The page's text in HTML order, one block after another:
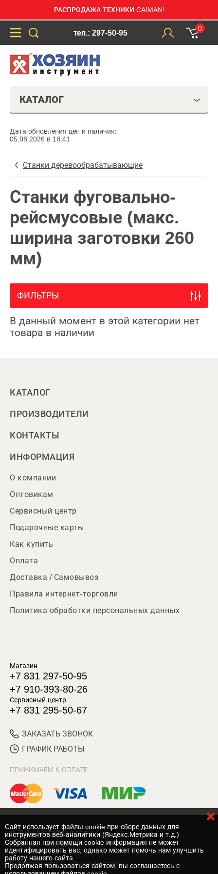
РАСПРОДАЖА ТЕХНИКИ CAIMAN!
тел.: 297-50-95
0
КАТАЛОГ
Дата обновления цен и наличия:
05.08.2026 в 18:41
Станки деревообрабатывающие
Станки фуговально-
рейсмусовые (макс.
ширина заготовки 260
мм)
ФИЛЬТРЫ
В данный момент в этой категории нет
товара в наличии
КАТАЛОГ
ПРОИЗВОДИТЕЛИ
КОНТАКТЫ
ИНФОРМАЦИЯ
О компании
Оптовикам
Сервисный центр
Подарочные карты
Как купить
Оплата
Доставка / Самовывоз
Правила интернет-торговли
Политика обработки персональных данных
Магазин
+7 831 297-50-95
+7 910-393-80-26
Сервисный центр
+7 831 295-50-67
ЗАКАЗАТЬ ЗВОНОК
ГРАФИК РАБОТЫ
ПРИНИМАЕМ К ОПЛАТЕ
© 2017 Магазин Хозяин
Нижний Новгород
Вебмеханика — создание сайта
Cайт использует файлы cookie при сборе данных для
инструментов веб-аналитики (Яндекс.Метрика и т.д.)
Собранная при помощи cookie информация не может
идентифицировать вас, однако может помочь нам улучшить
работу нашего сайта.
Продолжая пользоваться сайтом, вы соглашаетесь с